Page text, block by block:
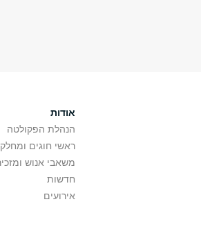
אודות
הנהלת הפקולטה
ראשי חוגים
משאבי אנוש
חדשות
אירועים